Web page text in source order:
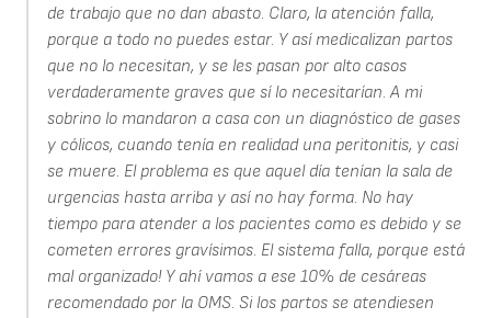
de trabajo que no dan abasto. Claro, la atención falla,
porque a todo no puedes estar. Y así medicalizan partos
que no lo necesitan, y se les pasan por alto casos
verdaderamente graves que sí lo necesitarían. A mi
sobrino lo mandaron a casa con un diagnóstico de gases
y cólicos, cuando tenía en realidad una peritonitis, y casi
se muere. El problema es que aquel día tenían la sala de
urgencias hasta arriba y así no hay forma. No hay
tiempo para atender a los pacientes como es debido y se
cometen errores gravísimos. El sistema falla, porque está
mal organizado! Y ahí vamos a ese 10% de cesáreas
recomendado por la OMS. Si los partos se atendiesen